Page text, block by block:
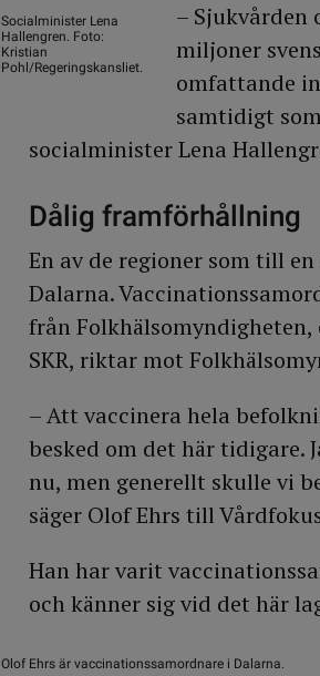
Socialminister Lena
Hallengren. Foto:
Kristian
Pohl/Regeringskansliet.
– Sjukvården
miljoner
omfattande
samtidigt
socialminister Lena
Dålig framförhållning
En av de regioner som till
Dalarna.
från Folkhälsomyndigheten,
SKR, riktar mot
– Att vaccinera hela
besked om det här tidigare.
nu, men generellt skulle vi
säger Olof Ehrs till
Han har varit
och känner sig vid det här
Olof Ehrs är vaccinationssamordnare i Dalarna.